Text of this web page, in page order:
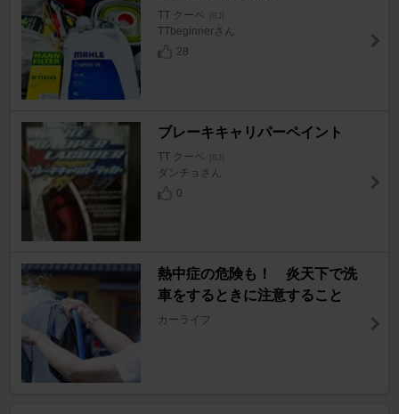
TT クーペ [8J]
TTbeginnerさん
28
ブレーキキャリパーペイント
TT クーペ [8J]
ダンチョさん
0
熱中症の危険も！ 炎天下で洗
車をするときに注意すること
カーライフ